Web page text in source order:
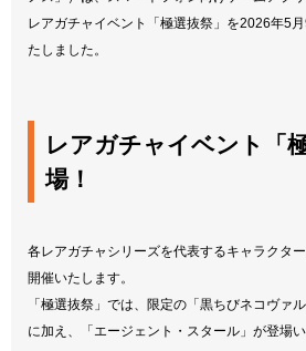
レアガチャイベント「極選抜祭」を2026年5
たしました。
レアガチャイベント「
場！
各レアガチャシリーズを代表するキャラクタ
開催いたします。
「極選抜祭」では、限定の「黒ちびネコヴァ
に加え、「エージェント・スタール」が登場い